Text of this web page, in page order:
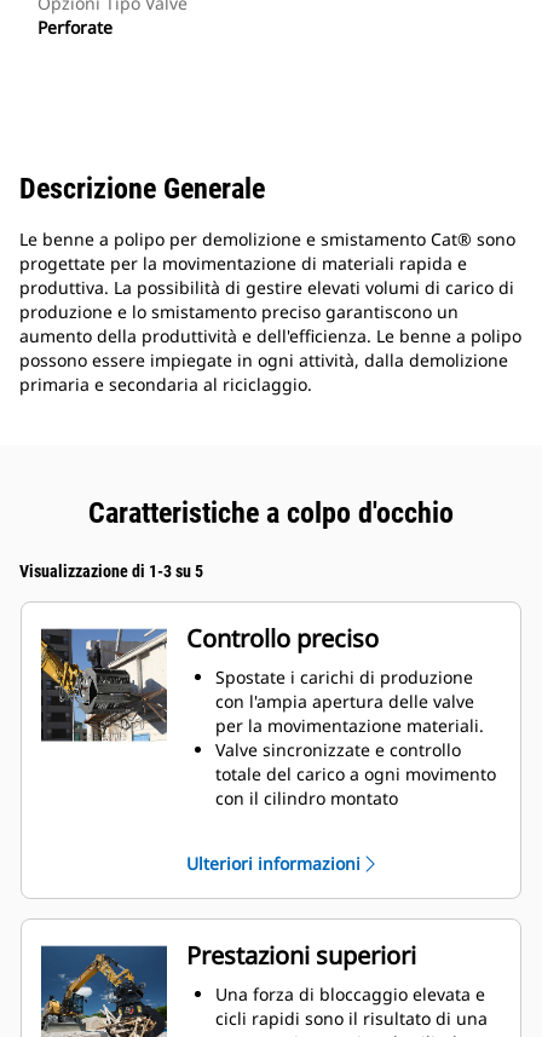
Perforate
Descrizione Generale
Le benne a polipo per demolizione e smistamento Cat® sono
progettate per la movimentazione di materiali rapida e
produttiva. La possibilità di gestire elevati volumi di carico di
produzione e lo smistamento preciso garantiscono un
aumento della produttività e dell'efficienza. Le benne a polipo
possono essere impiegate in ogni attività, dalla demolizione
primaria e secondaria al riciclaggio.
Caratteristiche a colpo d'occhio
Visualizzazione di 1-3 su 5
Controllo preciso
Spostate i carichi di produzione
con l'ampia apertura delle valve
per la movimentazione materiali.
Valve sincronizzate e controllo
totale del carico a ogni movimento
con il cilindro montato
grandi dimensioni o selezionate,
smistate e riponete i piccoli
materiali con arresti
antiribaltamento per il contatto
della ganascia da bordo a bordo e
per impedire il ribaltamento.
Filtrate la sporcizia e altri materiali
Ulteriori informazioni
Prestazioni superiori
Una forza di bloccaggio elevata e
cicli rapidi sono il risultato di una